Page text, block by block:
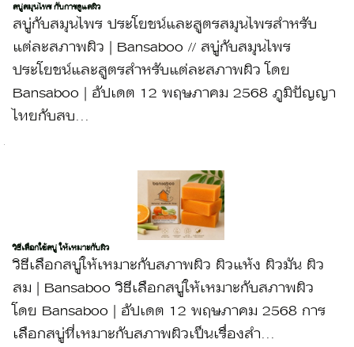
สบู่สมุนไพร กับการดูแลผิว
สบู่กับสมุนไพร ประโยชน์และสูตรสมุนไพรสำหรับ
แต่ละสภาพผิว | Bansaboo // สบู่กับสมุนไพร
ประโยชน์และสูตรสำหรับแต่ละสภาพผิว โดย
Bansaboo | อัปเดต 12 พฤษภาคม 2568 ภูมิปัญญา
ไทยกับสบ...
วิธีเลือกใช้สบู่ ให้เหมาะกับผิว
วิธีเลือกสบู่ให้เหมาะกับสภาพผิว ผิวแห้ง ผิวมัน ผิว
สม | Bansaboo วิธีเลือกสบู่ให้เหมาะกับสภาพผิว
โดย Bansaboo | อัปเดต 12 พฤษภาคม 2568 การ
เลือกสบู่ที่เหมาะกับสภาพผิวเป็นเรื่องสำ...